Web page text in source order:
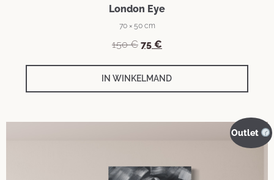
London Eye
70 × 50 cm
150€ 75 €
IN WINKELMAND
Outlet